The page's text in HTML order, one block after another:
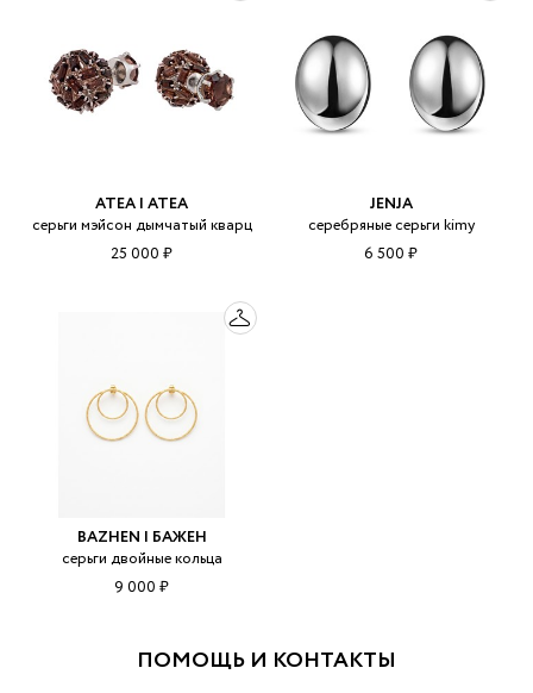
ATEA | АТЕА
серьги мэйсон дымчатый кварц
25 000 ₽
JENJA
серебряные серьги kimy
6 500 ₽
BAZHEN | БАЖЕН
серьги двойные кольца
9 000 ₽
ПОМОЩЬ И КОНТАКТЫ